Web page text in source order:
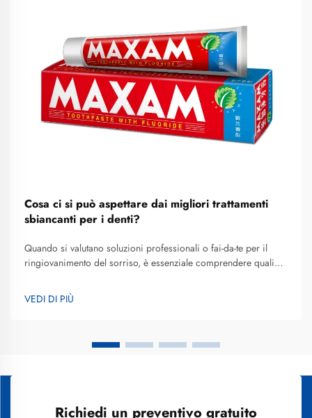
Cosa ci si può aspettare dai migliori trattamenti
sbiancanti per i denti?
Quando si valutano soluzioni professionali o fai-da-te per il
ringiovanimento del sorriso, è essenziale comprendere quali
fine di prendere decisioni consapevoli. I migliori trattamenti
sbiancanti per i denti combinano formulazioni
VEDI DI PIÙ
Richiedi un preventivo gratuito